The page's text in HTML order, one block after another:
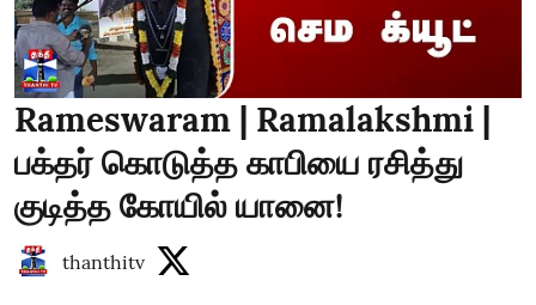
Rameswaram | Ramalakshmi |
பக்தர் கொடுத்த காபியை ரசித்து
குடித்த கோயில் யானை!
thanthitv